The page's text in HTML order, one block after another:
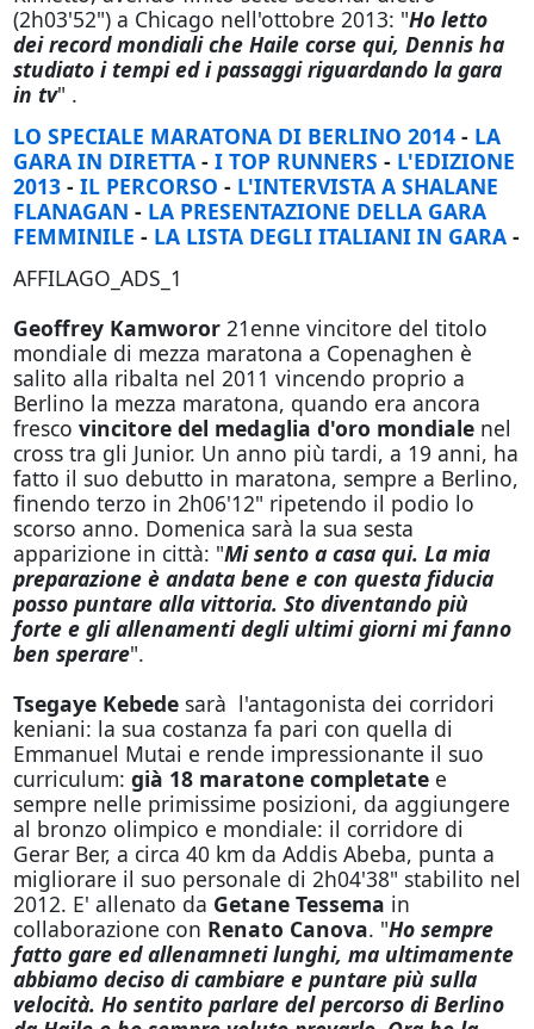
(2h03'52") a Chicago nell'ottobre 2013: "Ho letto
dei record mondiali che Haile corse qui, Dennis ha
studiato i tempi ed i passaggi riguardando la gara
in tv" .
LO SPECIALE MARATONA DI BERLINO 2014- LA
GARA IN DIRETTA - I TOP RUNNERS - L'EDIZIONE
2013 - IL PERCORSO - L'INTERVISTA A SHALANE
FLANAGAN - LA PRESENTAZIONE DELLA GARA
FEMMINILE - LA LISTA DEGLI ITALIANI IN GARA-
AFFILAGO_ADS_1
Geoffrey Kamworor 21enne vincitore del titolo
mondiale di mezza maratona a Copenaghen è
salito alla ribalta nel 2011 vincendo proprio a
Berlino la mezza maratona, quando era ancora
fresco vincitore del medaglia d'oro mondialenel
cross tra gli Junior. Un anno più tardi, a 19 anni, ha
fatto il suo debutto in maratona, sempre a Berlino,
finendo terzo in 2h06'12" ripetendo il podio lo
scorso anno. Domenica sarà la sua sesta
apparizione in città: "Mi sento a casa qui. La mia
preparazione è andata bene e con questa fiducia
posso puntare alla vittoria. Sto diventando più
forte e gli allenamenti degli ultimi giorni mi fanno
ben sperare".
Tsegaye Kebede sarà l'antagonista dei corridori
keniani: la sua costanza fa pari con quella di
Emmanuel Mutai e rende impressionante il suo
curriculum: già 18 maratone completate e
sempre nelle primissime posizioni, da aggiungere
al bronzo olimpico e mondiale: il corridore di
Gerar Ber, a circa 40 km da Addis Abeba, punta a
migliorare il suo personale di 2h04'38" stabilito nel
2012. E' allenato da Getane Tessema in
collaborazione con Renato Canova. "Ho sempre
fatto gare ed allenamneti lunghi, ma ultimamente
abbiamo deciso di cambiare e puntare più sulla
velocità. Ho sentito parlare del percorso di Berlino